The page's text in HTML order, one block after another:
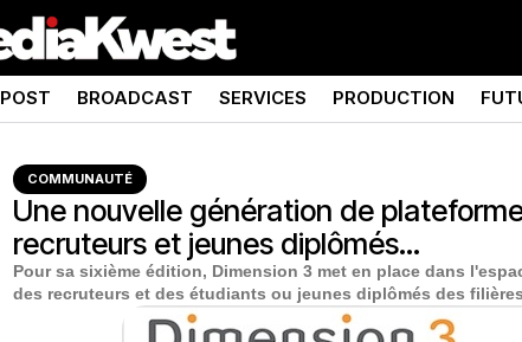
POST BROADCAST SERVICES PRODUCTION
COMMUNAUTÉ
Une nouvelle génération de
recruteurs et jeunes diplômés…
Pour sa sixième édition, Dimension 3 met en place dans
des recruteurs et des étudiants ou jeunes diplômés des